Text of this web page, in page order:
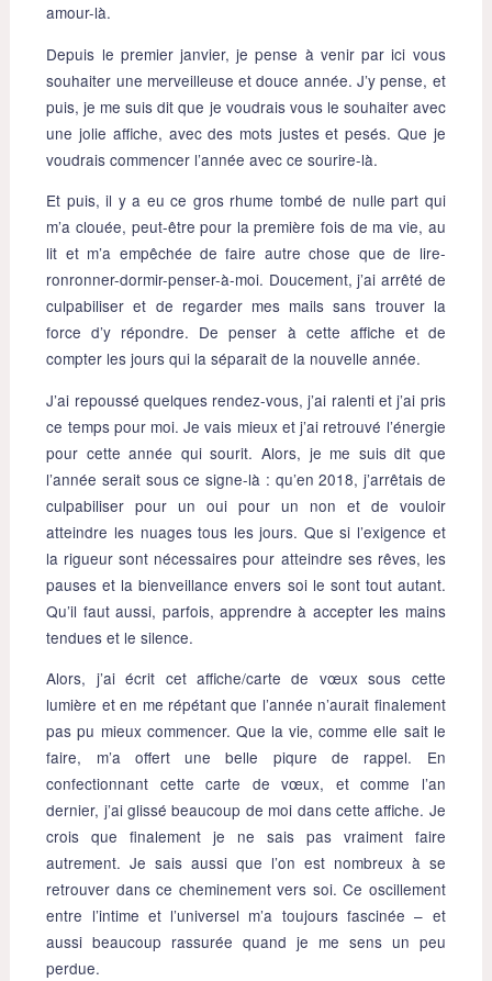
amour-là.
Depuis le premier janvier, je pense à venir par ici vous
souhaiter une merveilleuse et douce année. J’y pense, et
puis, je me suis dit que je voudrais vous le souhaiter avec
une jolie affiche, avec des mots justes et pesés. Que je
voudrais commencer l’année avec ce sourire-là.
Et puis, il y a eu ce gros rhume tombé de nulle part qui
m’a clouée, peut-être pour la première fois de ma vie, au
lit et m’a empêchée de faire autre chose que de lire-
ronronner-dormir-penser-à-moi. Doucement, j’ai arrêté de
culpabiliser et de regarder mes mails sans trouver la
force d’y répondre. De penser à cette affiche et de
compter les jours qui la séparait de la nouvelle année.
J’ai repoussé quelques rendez-vous, j’ai ralenti et j’ai pris
ce temps pour moi. Je vais mieux et j’ai retrouvé l’énergie
pour cette année qui sourit. Alors, je me suis dit que
l’année serait sous ce signe-là : qu’en 2018, j’arrêtais de
culpabiliser pour un oui pour un non et de vouloir
atteindre les nuages tous les jours. Que si l’exigence et
la rigueur sont nécessaires pour atteindre ses rêves, les
pauses et la bienveillance envers soi le sont tout autant.
Qu’il faut aussi, parfois, apprendre à accepter les mains
tendues et le silence.
Alors, j’ai écrit cet affiche/carte de vœux sous cette
lumière et en me répétant que l’année n’aurait finalement
pas pu mieux commencer. Que la vie, comme elle sait le
faire, m’a offert une belle piqure de rappel. En
confectionnant cette carte de vœux, et comme l’an
dernier, j’ai glissé beaucoup de moi dans cette affiche. Je
crois que finalement je ne sais pas vraiment faire
autrement. Je sais aussi que l’on est nombreux à se
retrouver dans ce cheminement vers soi. Ce oscillement
entre l’intime et l’universel m’a toujours fascinée – et
aussi beaucoup rassurée quand je me sens un peu
perdue.